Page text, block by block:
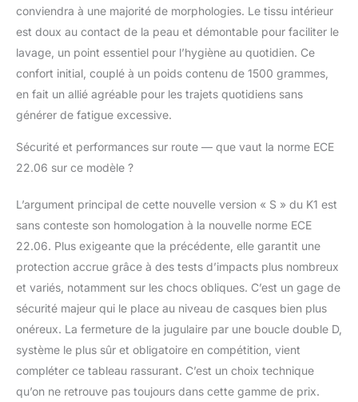
environnant INTÉRIEUR
: Confort sans
compromis grâce aux
doux intérieurs en tissu
Dry-Comfort,
amovibles et lavables.
pour permettre
amovibles. Prédisposé
pour l’installation de
systèmes de
communication
CARACTÉRISTIQUES :
Visière avec
préparation Max
Pinlock, système de
micro-ouverture et
mécanisme multi-
positions avec système
Extra Quick Release.
conviendra à une majorité de morphologies. Le tissu intérieur
est doux au contact de la peau et démontable pour faciliter le
lavage, un point essentiel pour l’hygiène au quotidien. Ce
confort initial, couplé à un poids contenu de 1500 grammes,
en fait un allié agréable pour les trajets quotidiens sans
générer de fatigue excessive.
Sécurité et performances sur route — que vaut la norme ECE
22.06 sur ce modèle ?
L’argument principal de cette nouvelle version « S » du K1 est
sans conteste son homologation à la nouvelle norme ECE
22.06. Plus exigeante que la précédente, elle garantit une
protection accrue grâce à des tests d’impacts plus nombreux
et variés, notamment sur les chocs obliques. C’est un gage de
sécurité majeur qui le place au niveau de casques bien plus
onéreux. La fermeture de la jugulaire par une boucle double D,
système le plus sûr et obligatoire en compétition, vient
compléter ce tableau rassurant. C’est un choix technique
qu’on ne retrouve pas toujours dans cette gamme de prix.